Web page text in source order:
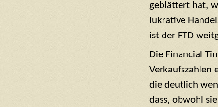
geblättert hat,
lukrative
ist der FTD
Die Financial
Verkaufszahlen
die deutlich
dass, obwohl